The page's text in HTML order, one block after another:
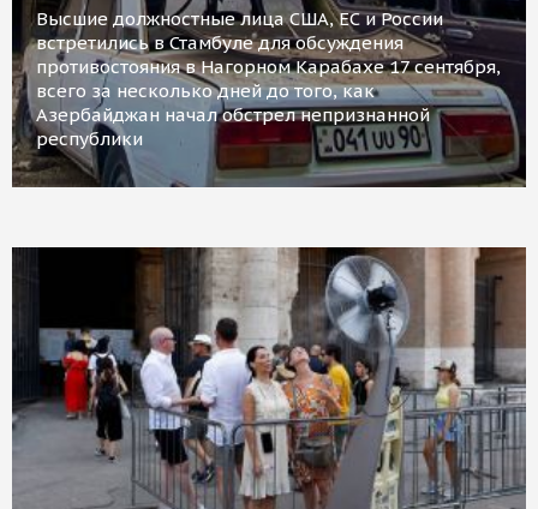
Высшие должностные лица США, ЕС и России
встретились в Стамбуле для обсуждения
противостояния в Нагорном Карабахе 17 сентября,
всего за несколько дней до того, как
Азербайджан начал обстрел непризнанной
республики